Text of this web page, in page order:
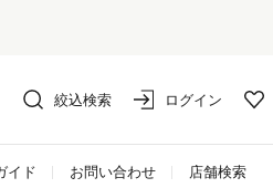
絞込検索 ログイン
イド お問い合わせ 店舗検索